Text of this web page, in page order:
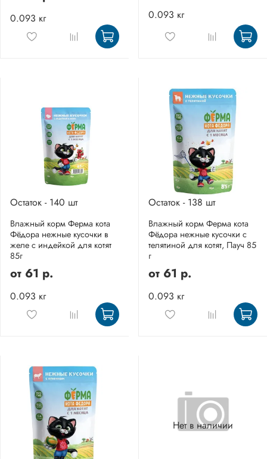
0.093 кг 0.093 кг
Остаток - 140 шт
Влажный корм Ферма кота
Фёдора нежные кусочки в
желе с индейкой для котят
85г
от 61 р.
0.093 кг
Остаток - 138 шт
Влажный корм Ферма кота
Фёдора нежные кусочки с
телятиной для котят, Пауч 85
г
от 61 р.
0.093 кг
Нет в наличии